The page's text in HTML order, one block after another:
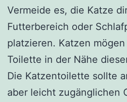
Vermeide es, die Katze
Futterbereich oder
platzieren. Katzen
Toilette in der Nähe
Die Katzentoilette sollte
aber leicht zugänglichen